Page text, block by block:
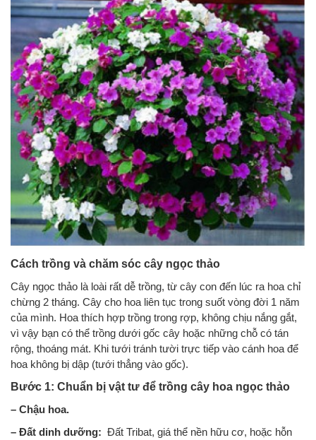
Cách trồng và chăm sóc cây ngọc thảo
Cây ngọc thảo là loài rất dễ trồng, từ cây con đến lúc ra hoa chỉ
chừng 2 tháng. Cây cho hoa liên tục trong suốt vòng đời 1 năm
của mình. Hoa thích hợp trồng trong rợp, không chịu nắng gắt,
vì vậy bạn có thể trồng dưới gốc cây hoặc những chỗ có tán
rộng, thoáng mát. Khi tưới tránh tười trực tiếp vào cánh hoa để
hoa không bị dập (tưới thẳng vào gốc).
Bước 1: Chuẩn bị vật tư để trồng cây hoa ngọc thảo
– Chậu hoa.
– Đất dinh dưỡng: Đất Tribat, giá thể nền hữu cơ, hoặc hỗn